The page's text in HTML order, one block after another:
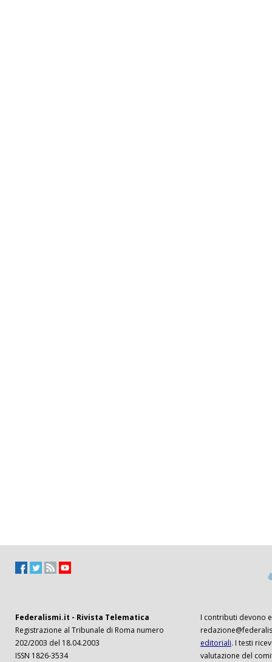
Federalismi.it - Rivista Telematica
Registrazione al Tribunale di Roma numero
202/2003 del 18.04.2003
ISSN 1826-3534
I contributi devono
editoriali. I testi
valutazione del